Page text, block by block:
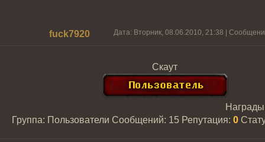
fuck7920 Дата: Вторник, 08.06.2010, 21:38 |
Скаут
Группа: Пользователи Сообщений: 15 Репутация: 0